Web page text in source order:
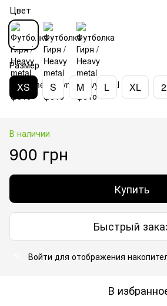
Цвет
Размер
XS S M L XL
В наличии
900 грн
Купить
Быстрый
Войти для отображения
В